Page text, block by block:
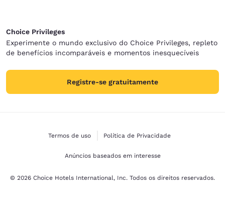
Choice Privileges
Experimente o mundo exclusivo do Choice Privileges, repleto
de benefícios incomparáveis e momentos inesquecíveis
Registre-se gratuitamente
Termos de uso Política de Privacidade
Anúncios baseados em interesse
© 2026 Choice Hotels International, Inc. Todos os direitos reservados.